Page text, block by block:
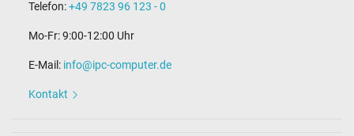
Maße
Länge / Breite / Höhe
Telefon:+49 7823 96 123 - 0
Mo-Fr: 9:00-12:00 Uhr
E-Mail: info@ipc-computer.de
Kontakt